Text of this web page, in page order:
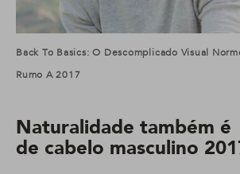
Back To Basics: O Descomplicado Visual
Rumo A 2017
Naturalidade também
de cabelo masculino